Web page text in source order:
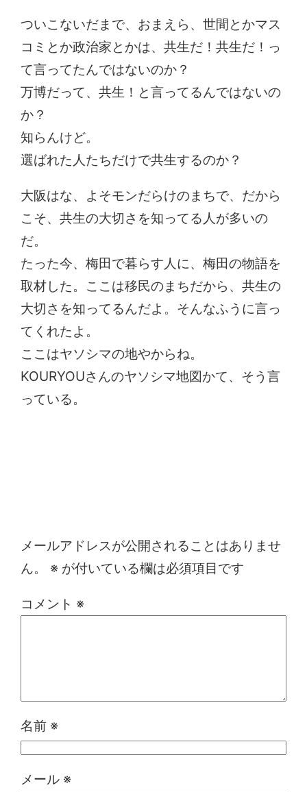
ついこないだまで、おまえら、世間とかマス
コミとか政治家とかは、共生だ！共生だ！っ
て言ってたんではないのか？
万博だって、共生！と言ってるんではないの
か？
知らんけど。
選ばれた人たちだけで共生するのか？
大阪はな、よそモンだらけのまちで、だから
こそ、共生の大切さを知ってる人が多いの
だ。
たった今、梅田で暮らす人に、梅田の物語を
取材した。ここは移民のまちだから、共生の
大切さを知ってるんだよ。そんなふうに言っ
てくれたよ。
ここはヤソシマの地やからね。
KOURYOUさんのヤソシマ地図かて、そう言
っている。
メールアドレスが公開されることはありませ
ん。
※ が付いている欄は必須項目です
コメント ※
名前 ※
メール ※